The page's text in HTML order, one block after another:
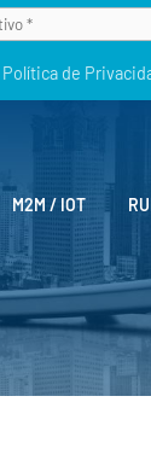
Política de
M2M / IOT